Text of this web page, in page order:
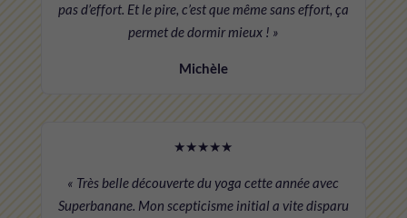
pas d’effort. Et le pire, c’est que même sans effort, ça
permet de dormir mieux ! »
Michèle
★★★★★
« Très belle découverte du yoga cette année avec
Superbanane. Mon scepticisme initial a vite disparu